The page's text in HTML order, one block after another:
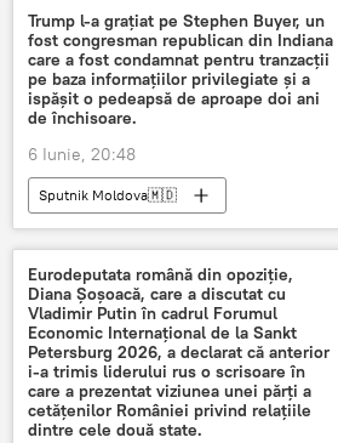
Trump l-a grațiat pe Stephen Buyer, un
fost congresman republican din Indiana
care a fost condamnat pentru tranzacții
pe baza informațiilor privilegiate și a
ispășit o pedeapsă de aproape doi ani
de închisoare.
6 Iunie, 20:48
Sputnik Moldova🇲🇩
Eurodeputata română din opoziție,
Diana Șoșoacă, care a discutat cu
Vladimir Putin în cadrul Forumul
Economic Internațional de la Sankt
Petersburg 2026, a declarat că anterior
i-a trimis liderului rus o scrisoare în
care a prezentat viziunea unei părți a
cetățenilor României privind relațiile
dintre cele două state.